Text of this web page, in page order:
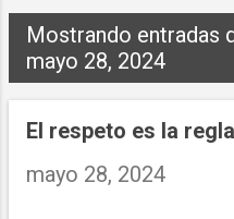
n
Mostrando entradas
mayo 28, 2024
El respeto es la
mayo 28, 2024